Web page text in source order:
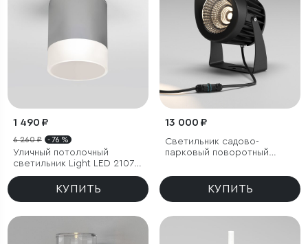
1 490 ₽
6 260 ₽ - 76 %
Уличный потолочный
светильник Light LED 2107
IP54
КУПИТЬ
13 000 ₽
Светильник садово-
парковый поворотный
КУПИТЬ